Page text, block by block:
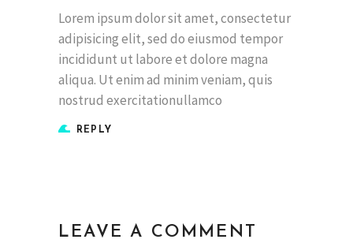
Lorem ipsum dolor sit amet, consectetur
adipisicing elit, sed do eiusmod tempor
incididunt ut labore et dolore magna
aliqua. Ut enim ad minim veniam, quis
nostrud exercitationullamco
REPLY
LEAVE A COMMENT